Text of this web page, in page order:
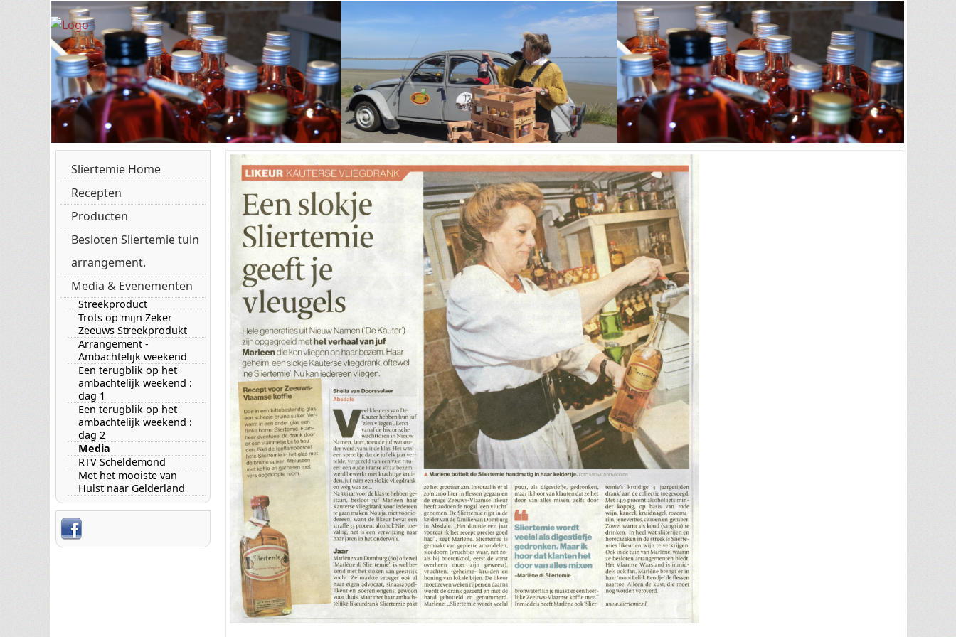
Sliertemie Home
Recepten
Producten
Besloten Sliertemie tuin
arrangement.
Media & Evenementen
Streekproduct
Trots op mijn Zeker
Zeeuws Streekprodukt
Arrangement -
Ambachtelijk weekend
Een terugblik op het
ambachtelijk weekend :
dag 1
Een terugblik op het
ambachtelijk weekend :
dag 2
Media
RTV Scheldemond
Met het mooiste van
Hulst naar Gelderland